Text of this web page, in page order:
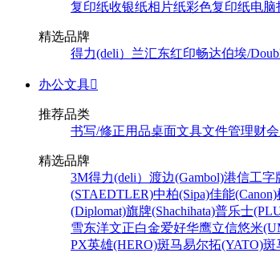
复印纸收银纸相片纸彩色复印纸电脑
精选品牌
得力(deli） 兰汇东红印畅达伯埃/
办公文具
推荐品类
书写/修正用品桌面文具文件管理财
精选品牌
3M得力(deli） 渡边(Gambol)港信工字
(STAEDTLER)中柏(Sipa)佳能(Canon)
(Diplomat)旗牌(Shachihata)普乐士
雪东洋文正白金爱好华鹰立信悠米
PX英雄(HERO)斑马易尔拓(YATO)斑